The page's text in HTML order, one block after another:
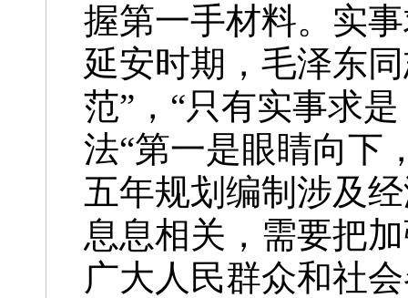
握第一手材料。实
延安时期，毛泽东
范”，“只有实事求
法“第一是眼睛向下
五年规划编制涉及
息息相关，需要把
广大人民群众和社